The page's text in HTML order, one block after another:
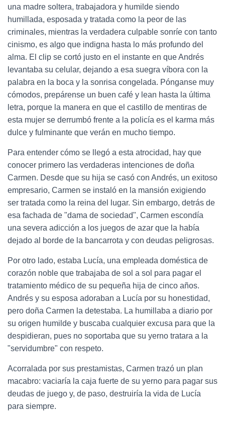
una madre soltera, trabajadora y humilde siendo
humillada, esposada y tratada como la peor de las
criminales, mientras la verdadera culpable sonríe con tanto
cinismo, es algo que indigna hasta lo más profundo del
alma. El clip se cortó justo en el instante en que Andrés
levantaba su celular, dejando a esa suegra víbora con la
palabra en la boca y la sonrisa congelada. Pónganse muy
cómodos, prepárense un buen café y lean hasta la última
letra, porque la manera en que el castillo de mentiras de
esta mujer se derrumbó frente a la policía es el karma más
dulce y fulminante que verán en mucho tiempo.
Para entender cómo se llegó a esta atrocidad, hay que
conocer primero las verdaderas intenciones de doña
Carmen. Desde que su hija se casó con Andrés, un exitoso
empresario, Carmen se instaló en la mansión exigiendo
ser tratada como la reina del lugar. Sin embargo, detrás de
esa fachada de "dama de sociedad", Carmen escondía
una severa adicción a los juegos de azar que la había
dejado al borde de la bancarrota y con deudas peligrosas.
Por otro lado, estaba Lucía, una empleada doméstica de
corazón noble que trabajaba de sol a sol para pagar el
tratamiento médico de su pequeña hija de cinco años.
Andrés y su esposa adoraban a Lucía por su honestidad,
pero doña Carmen la detestaba. La humillaba a diario por
su origen humilde y buscaba cualquier excusa para que la
despidieran, pues no soportaba que su yerno tratara a la
"servidumbre" con respeto.
Acorralada por sus prestamistas, Carmen trazó un plan
macabro: vaciaría la caja fuerte de su yerno para pagar sus
deudas de juego y, de paso, destruiría la vida de Lucía
para siempre.